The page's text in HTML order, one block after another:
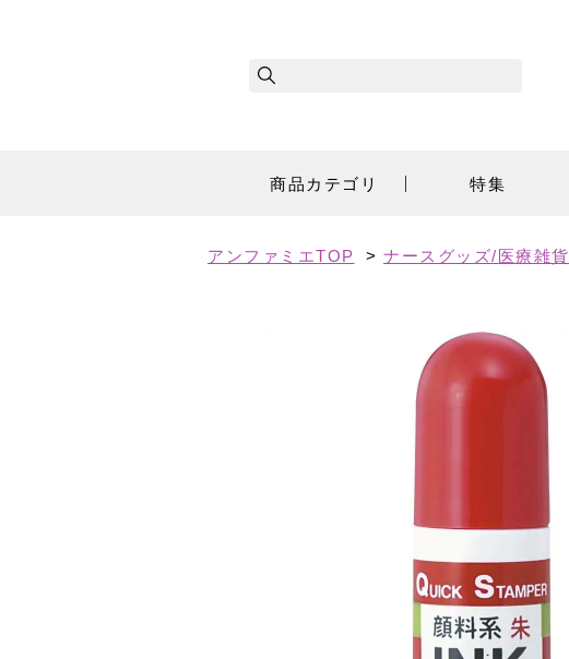
商品カテゴリ 特集
アンファミエTOP > ナースグッズ/医療雑貨